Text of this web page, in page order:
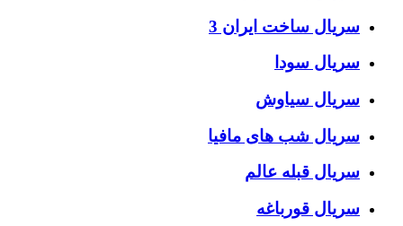
سریال ساخت ایران 3
سریال سودا
سریال سیاوش
سریال شب های مافیا
سریال قبله عالم
سریال قورباغه